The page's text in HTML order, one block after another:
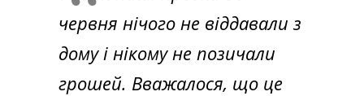
червня нічого не віддавали з
дому і нікому не позичали
грошей. Вважалося, що це